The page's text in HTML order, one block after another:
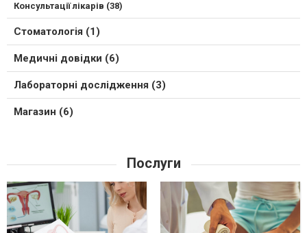
Консультації лікарів (38)
Стоматологія (1)
Медичні довідки (6)
Лабораторні дослідження (3)
Магазин (6)
Послуги